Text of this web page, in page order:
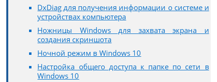
DxDiag для получения информации о системе и
устройствах компьютера
Ножницы Windows для захвата экрана и
создания скриншота
Ночной режим в Windows 10
Настройка общего доступа к папке по сети в
Windows 10